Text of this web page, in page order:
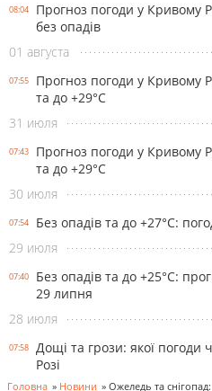
08:04
Прогноз погоди у Кривому
без опадів
01 августа
07:55
Прогноз погоди у Кривому
та до +29°С
31 июля
07:43
Прогноз погоди у Кривому
та до +29°С
30 июля
07:54
Без опадів та до +27°С:
29 июля
07:40
Без опадів та до +25°С:
29 липня
28 июля
07:58
Дощі та грози: якої
Розі
Головна » Новини » Ожеледь та